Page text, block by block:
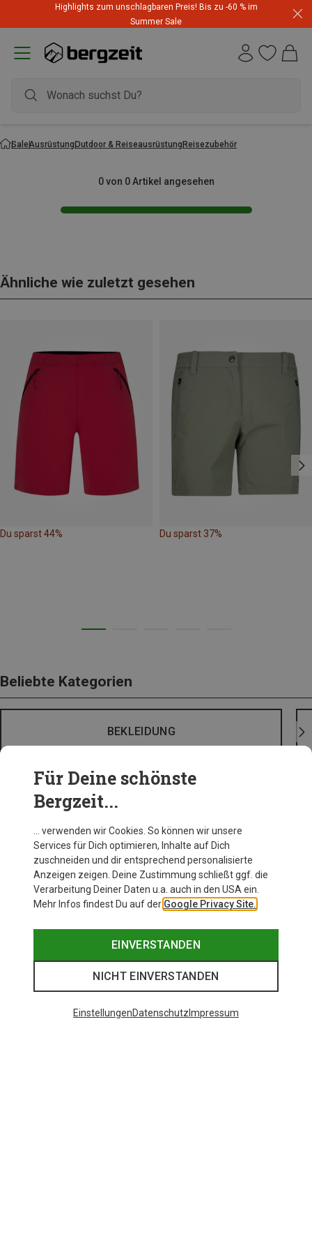
Highlights zum unschlagbaren Preis! Bis zu -60 % im
Summer Sale
SaleAusrüstungOutdoor & ReiseausrüstungReisezubehör
0 von 0 Artikel angesehen
Ähnliche wie zuletzt gesehen
Du sparst 44% Du sparst 37%
Beliebte Kategorien
BEKLEIDUNG
Für Deine schönste
Bergzeit...
… verwenden wir Cookies. So können wir unsere
Services für Dich optimieren, Inhalte auf Dich
zuschneiden und dir entsprechend personalisierte
Anzeigen zeigen. Deine Zustimmung schließt ggf. die
Verarbeitung Deiner Daten u.a. auch in den USA ein.
Mehr Infos findest Du auf der Google Privacy Site.
EINVERSTANDEN
NICHT EINVERSTANDEN
EinstellungenDatenschutz Impressum